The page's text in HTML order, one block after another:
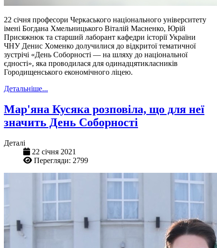
22 січня професори Черкаського національного університету
імені Богдана Хмельницького Віталій Масненко, Юрій
Присяжнюк та старший лаборант кафедри історії України
ЧНУ Денис Хоменко долучилися до відкритої тематичної
зустрічі «День Соборності — на шляху до національної
єдності», яка проводилася для одинадцятикласників
Городищенського економічного ліцею.
Детальніше...
Мар'яна Кусяка розповіла, що для неї
значить День Соборності
Деталі
22 січня 2021
Перегляди: 2799